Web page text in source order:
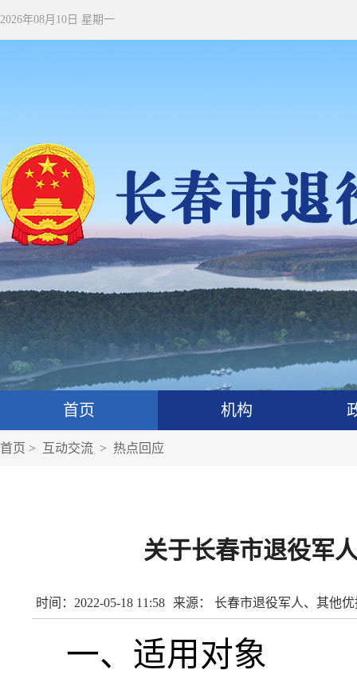
2026年08月10日 星期一
首页 机构
首页 > 互动交流 > 热点回应
关于长春市退役军
时间：2022-05-18 11:58 来源： 长春市退役军人、其他
一、适用对象